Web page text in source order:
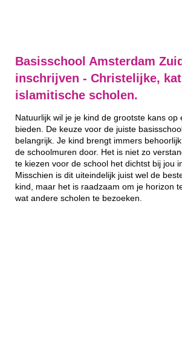
Basisschool Amsterdam
inschrijven - Christelijke,
islamitische scholen.
Natuurlijk wil je je kind de grootste kans op
bieden. De keuze voor de juiste
belangrijk. Je kind brengt immers
de schoolmuren door. Het is niet zo
te kiezen voor de school het dichtst bij jou
Misschien is dit uiteindelijk juist wel de
kind, maar het is raadzaam om je horizon
wat andere scholen te bezoeken.